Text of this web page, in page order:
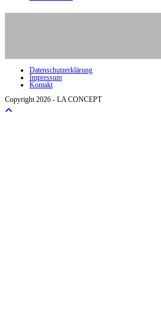
Datenschutzerklärung
Impressum
Kontakt
Copyright 2026 - LA CONCEPT